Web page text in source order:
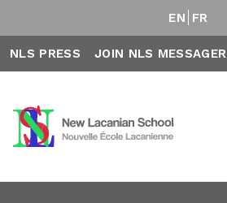
EN FR
NLS PRESS JOIN NLS MESSAGER